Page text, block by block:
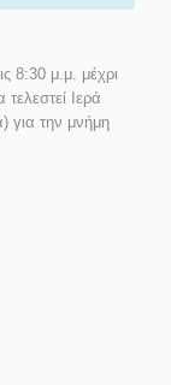
8:30 μ.μ. μέχρι
Ιερά
για την μνήμη